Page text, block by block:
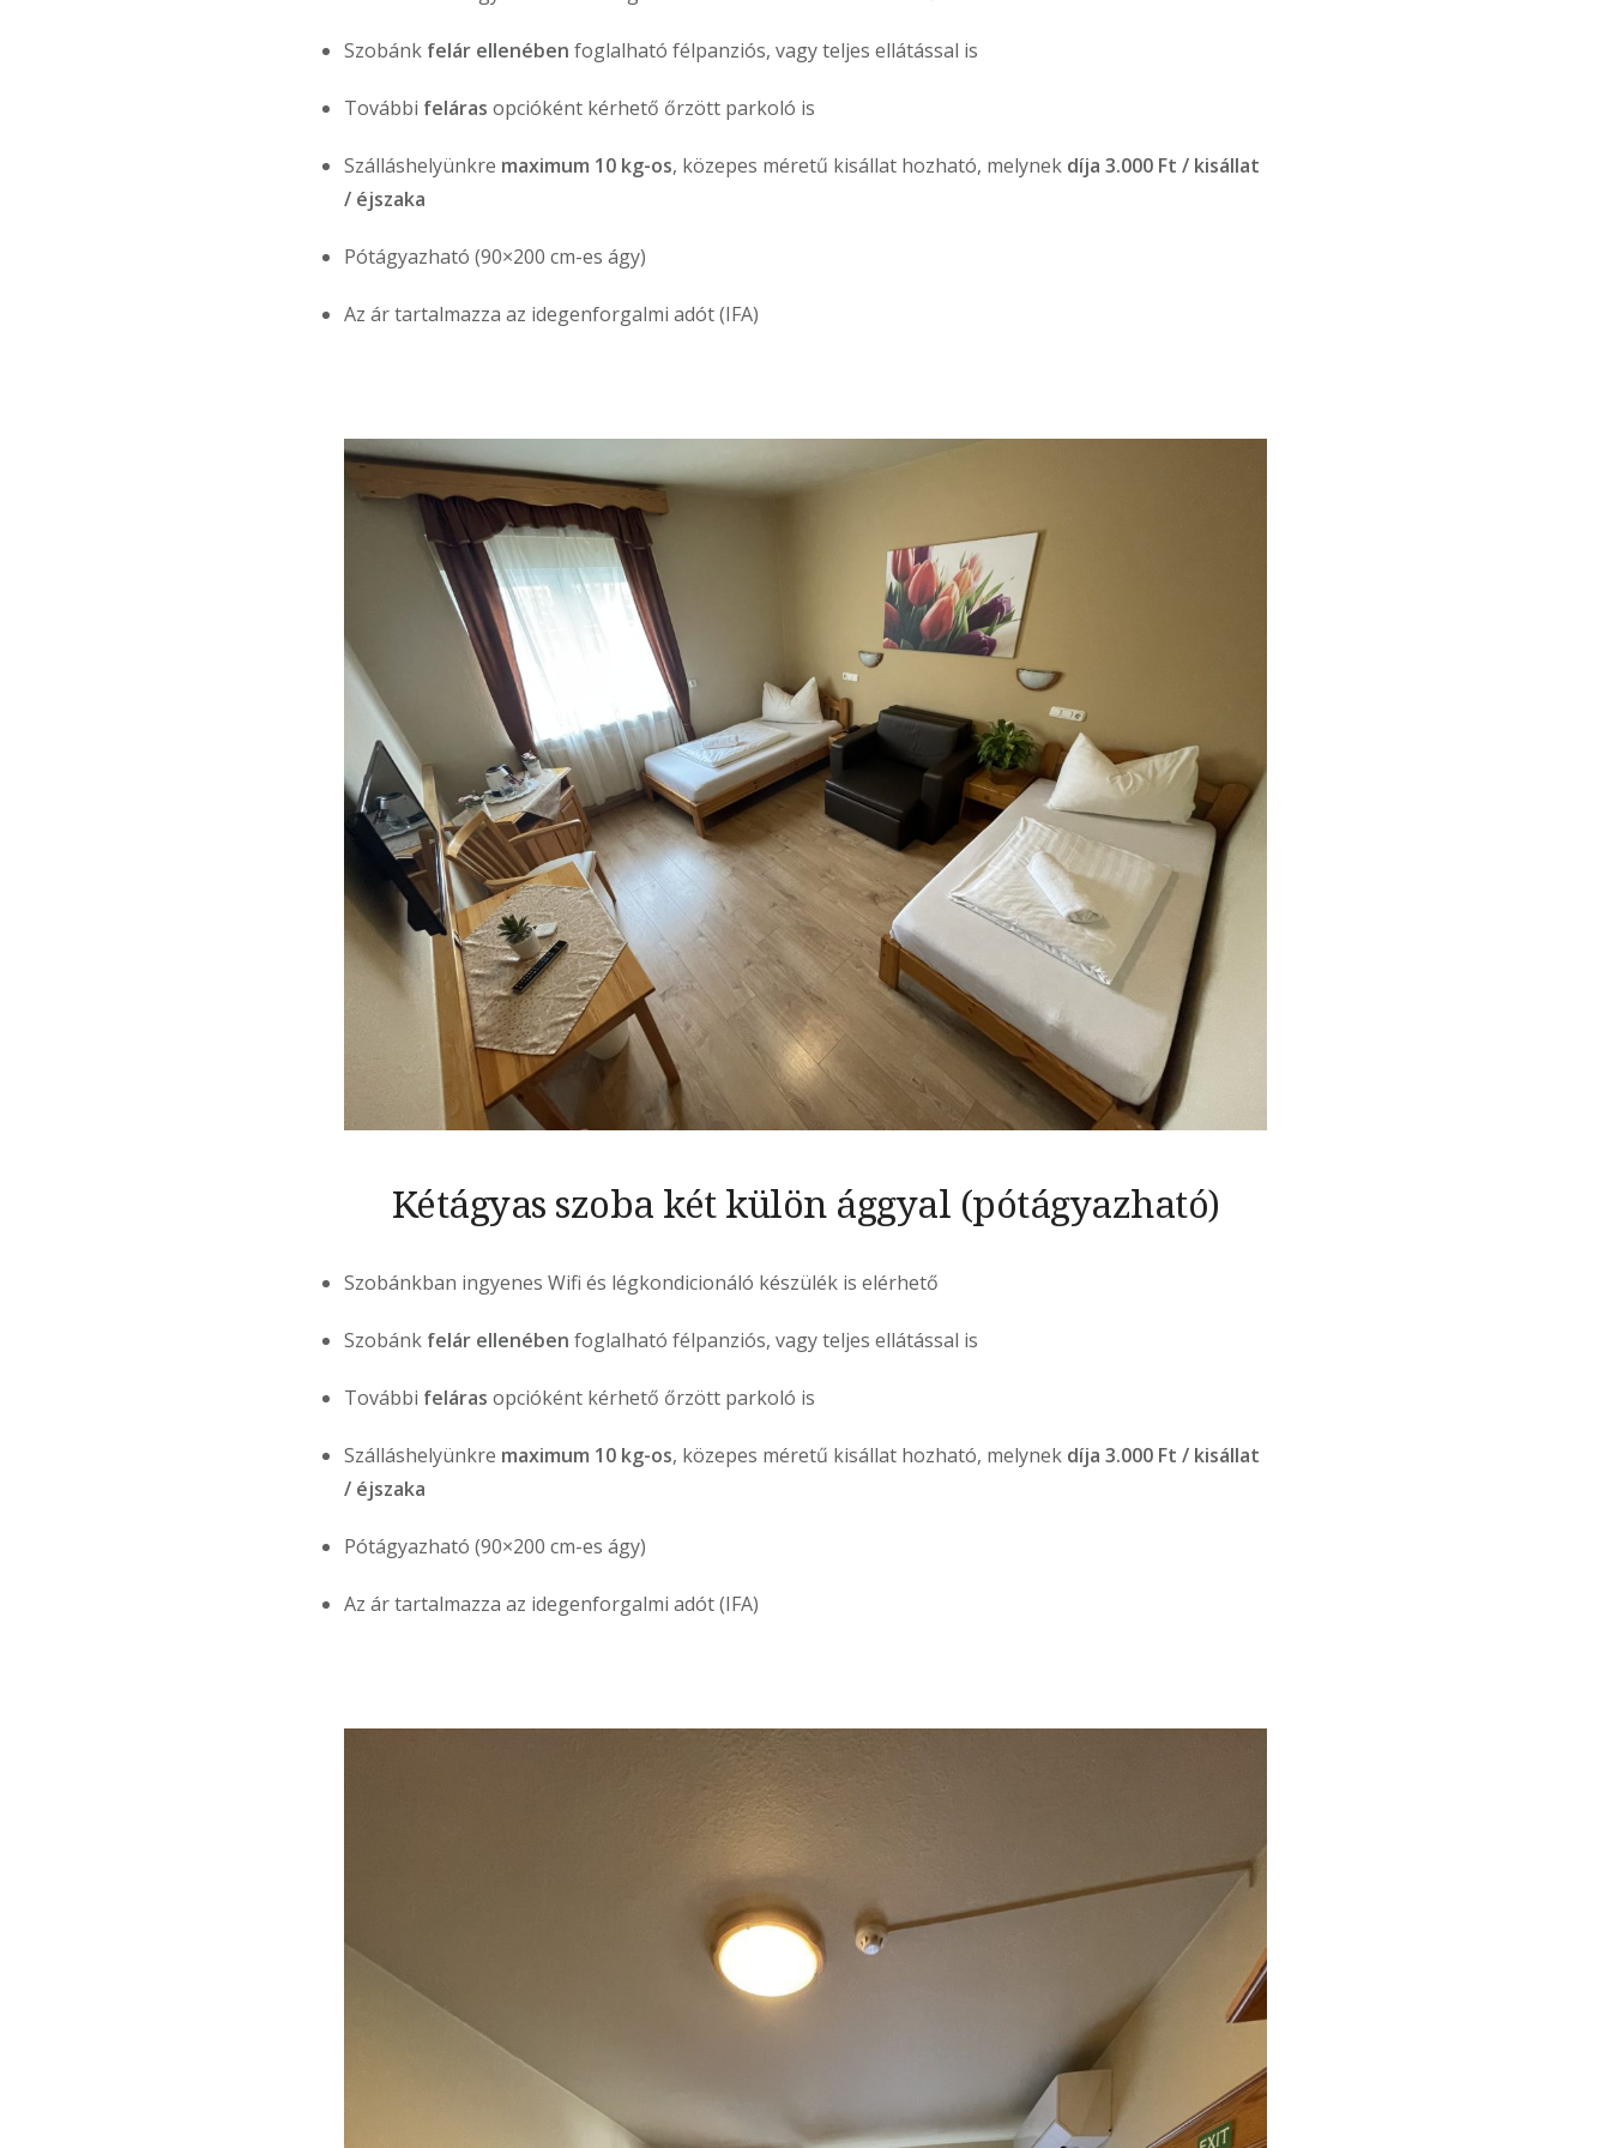
Szobánk felár ellenében foglalható félpanziós, vagy teljes ellátással is
További feláras opcióként kérhető őrzött parkoló is
Szálláshelyünkre maximum 10 kg-os, közepes méretű kisállat hozható, melynek díja 3.000 Ft / kisállat
/ éjszaka
Pótágyazható (90×200 cm-es ágy)
Az ár tartalmazza az idegenforgalmi adót (IFA)
Kétágyas szoba két külön ággyal (pótágyazható)
Szobánkban ingyenes Wifi és légkondicionáló készülék is elérhető
Szobánk felár ellenében foglalható félpanziós, vagy teljes ellátással is
További feláras opcióként kérhető őrzött parkoló is
Szálláshelyünkre maximum 10 kg-os, közepes méretű kisállat hozható, melynek díja 3.000 Ft / kisállat
/ éjszaka
Pótágyazható (90×200 cm-es ágy)
Az ár tartalmazza az idegenforgalmi adót (IFA)